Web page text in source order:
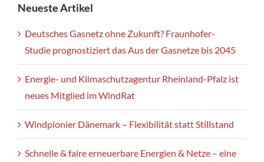
Neueste Artikel
Deutsches Gasnetz ohne Zukunft? Fraunhofer-
Studie prognostiziert das Aus der Gasnetze bis 2045
Energie- und Klimaschutzagentur Rheinland-Pfalz ist
neues Mitglied im WindRat
Windpionier Dänemark – Flexibilität statt Stillstand
Schnelle & faire erneuerbare Energien & Netze – eine